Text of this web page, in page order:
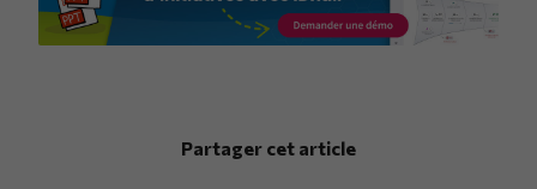
Partager cet article